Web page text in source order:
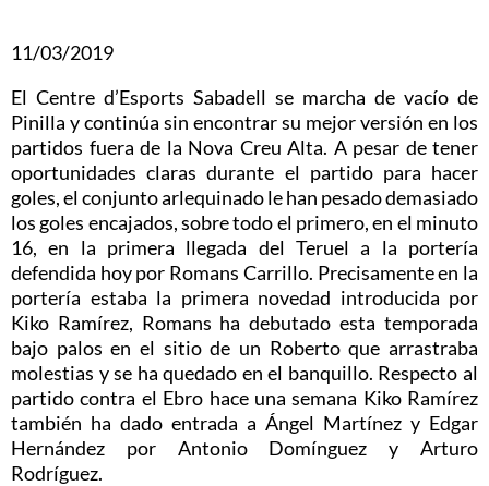
11/03/2019
El Centre d’Esports Sabadell se marcha de vacío de
Pinilla y continúa sin encontrar su mejor versión en los
partidos fuera de la Nova Creu Alta. A pesar de tener
oportunidades claras durante el partido para hacer
goles, el conjunto arlequinado le han pesado demasiado
los goles encajados, sobre todo el primero, en el minuto
16, en la primera llegada del Teruel a la portería
defendida hoy por Romans Carrillo. Precisamente en la
portería estaba la primera novedad introducida por
Kiko Ramírez, Romans ha debutado esta temporada
bajo palos en el sitio de un Roberto que arrastraba
molestias y se ha quedado en el banquillo. Respecto al
partido contra el Ebro hace una semana Kiko Ramírez
también ha dado entrada a Ángel Martínez y Edgar
Hernández por Antonio Domínguez y Arturo
Rodríguez.